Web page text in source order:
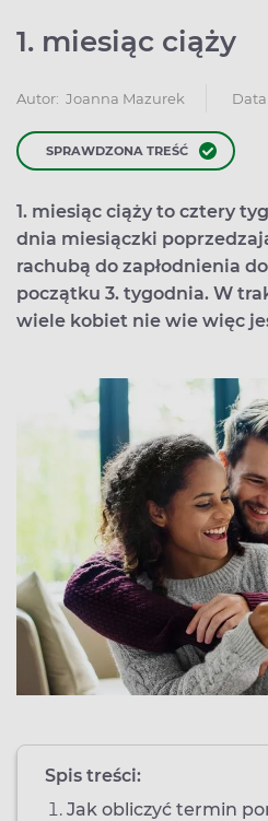
1. miesiąc ciąży
Autor: Joanna Mazurek
SPRAWDZONA TREŚĆ
1. miesiąc ciąży to cztery
dnia miesiączki
rachubą do zapłodnienia
początku 3. tygodnia. W
wiele kobiet nie wie więc
Spis treści:
Jak obliczyć termin